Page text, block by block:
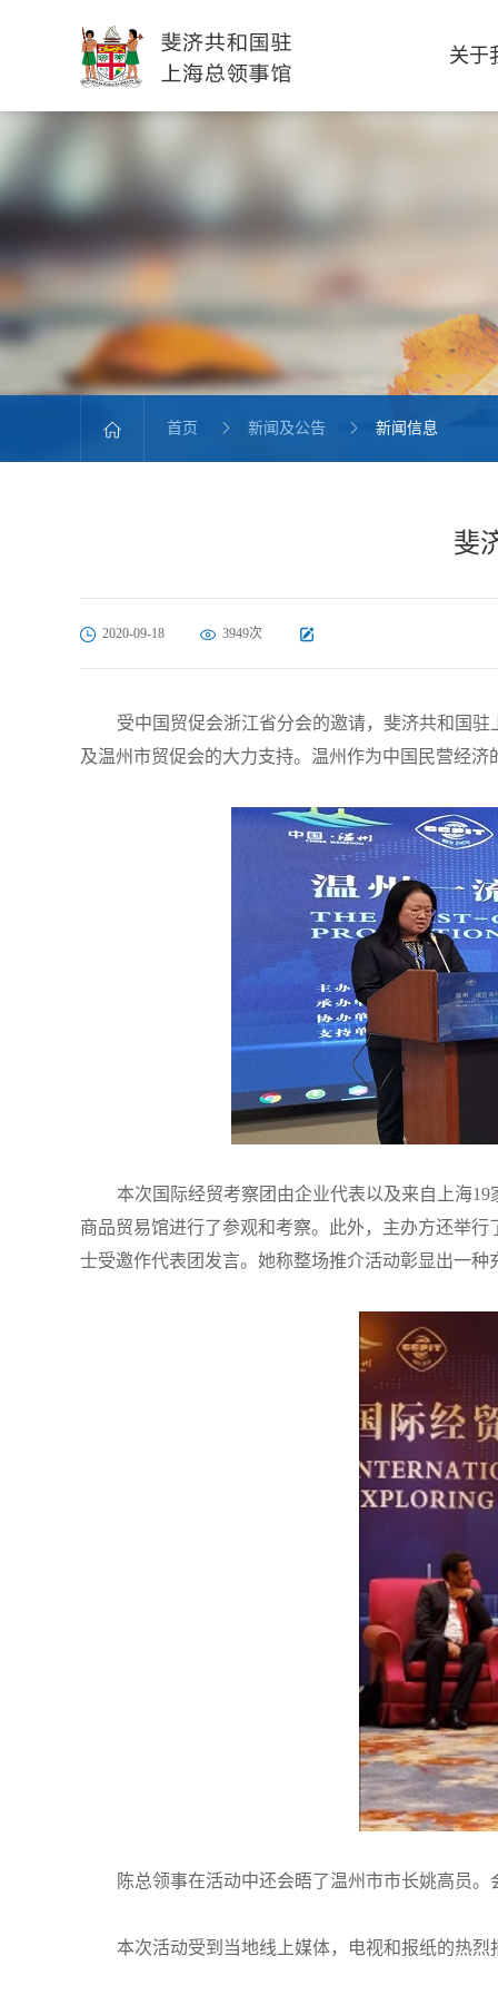
关于
首页 新闻及公告 新闻信息
斐
2020-09-18 3949次
受中国贸促会浙江省分会的邀请，斐济共和国
及温州市贸促会的大力支持。温州作为中国民营经
本次国际经贸考察团由企业代表以及来自上海
商品贸易馆进行了参观和考察。此外，主办方还举
士受邀作代表团发言。她称整场推介活动彰显出一
陈总领事在活动中还会晤了温州市市长姚高员
本次活动受到当地线上媒体，电视和报纸的热